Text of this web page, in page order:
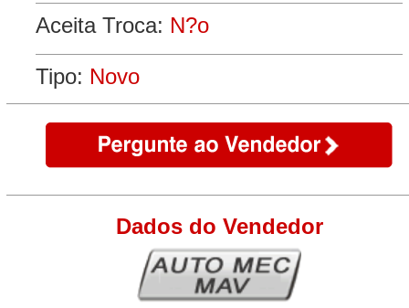
Aceita Troca: N?o
Tipo: Novo
Dados do Vendedor